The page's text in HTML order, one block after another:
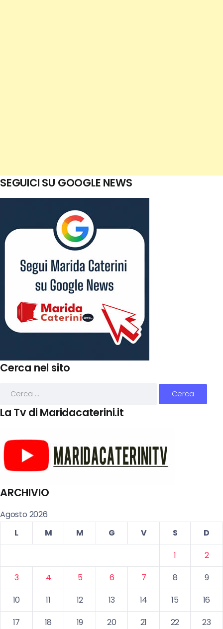
SEGUICI SU GOOGLE NEWS
Cerca nel sito
La Tv di Maridacaterini.it
ARCHIVIO
Agosto 2026
L
M M G V S
D
1
2
3
4 5 6 7 8
9
10
11 12 13 14 15
16
17
18 19 20 21 22
23